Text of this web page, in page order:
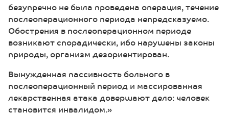
безупречно не была проведена операция, течение
послеоперационного периода непредсказуемо.
Обострения в послеоперационном периоде
возникают спорадически, ибо нарушены законы
природы, организм дезориентирован.
Вынужденная пассивность больного в
послеоперационный период и массированная
лекарственная атака довершают дело: человек
становится инвалидом.»